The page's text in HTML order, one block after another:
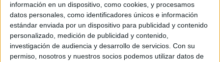
información en un dispositivo, como cookies, y procesamos
datos personales, como identificadores únicos e información
estándar enviada por un dispositivo para publicidad y contenido
personalizado, medición de publicidad y contenido,
investigación de audiencia y desarrollo de servicios. Con su
permiso, nosotros y nuestros socios podemos utilizar datos de
Tu email:*
¿Qué quieres preguntar?*